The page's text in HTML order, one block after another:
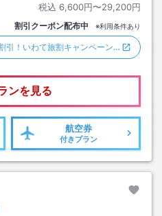
税込 6,600円〜29,200円
割引クーポン配布中 ※利用条件あり
引！いわて旅割キャンペーン…
ンを見る
航空券
付きプラン